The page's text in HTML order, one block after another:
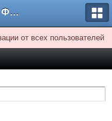
Кейсистемс - Форумы
от всех пользователей